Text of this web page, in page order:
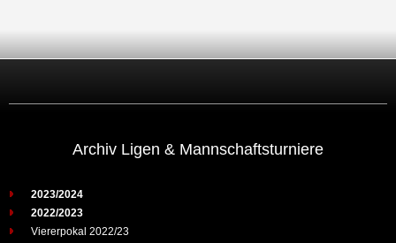
Archiv Ligen & Mannschaftsturniere
2023/2024
2022/2023
Viererpokal 2022/23